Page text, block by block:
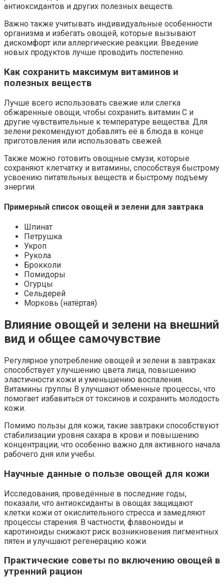
антиоксидантов и других полезных веществ.
Важно также учитывать индивидуальные особенности
организма и избегать овощей, которые вызывают
дискомфорт или аллергические реакции. Введение
новых продуктов лучше проводить постепенно.
Как сохранить максимум витаминов и
полезных веществ
Лучше всего использовать свежие или слегка
обжаренные овощи, чтобы сохранить витамин C и
другие чувствительные к температуре вещества. Для
зелени рекомендуют добавлять её в блюда в конце
приготовления или использовать свежей.
Также можно готовить овощные смузи, которые
сохраняют клетчатку и витамины, способствуя быстрому
усвоению питательных веществ и быстрому подъему
энергии.
Примерный список овощей и зелени для завтрака
Шпинат
Петрушка
Укроп
Рукола
Брокколи
Помидоры
Огурцы
Сельдерей
Морковь (натёртая)
Влияние овощей и зелени на внешний
вид и общее самочувствие
Регулярное употребление овощей и зелени в завтраках
способствует улучшению цвета лица, повышению
эластичности кожи и уменьшению воспаления.
Витамины группы B улучшают обменные процессы, что
помогает избавиться от токсинов и сохранить молодость
кожи.
Помимо пользы для кожи, такие завтраки способствуют
стабилизации уровня сахара в крови и повышению
концентрации, что особенно важно для активного начала
рабочего дня или учебы.
Научные данные о пользе овощей для кожи
Исследования, проведённые в последние годы,
показали, что антиоксиданты в овощах защищают
клетки кожи от окислительного стресса и замедляют
процессы старения. В частности, флавоноиды и
каротиноиды снижают риск возникновения пигментных
пятен и улучшают регенерацию кожи.
Практические советы по включению овощей в
утренний рацион